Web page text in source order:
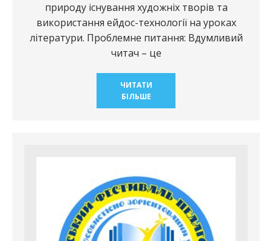
природу існування художніх творів та
використання ейдос-технології на уроках
літератури. Проблемне питання: Вдумливий
читач – це
ЧИТАТИ
БІЛЬШЕ